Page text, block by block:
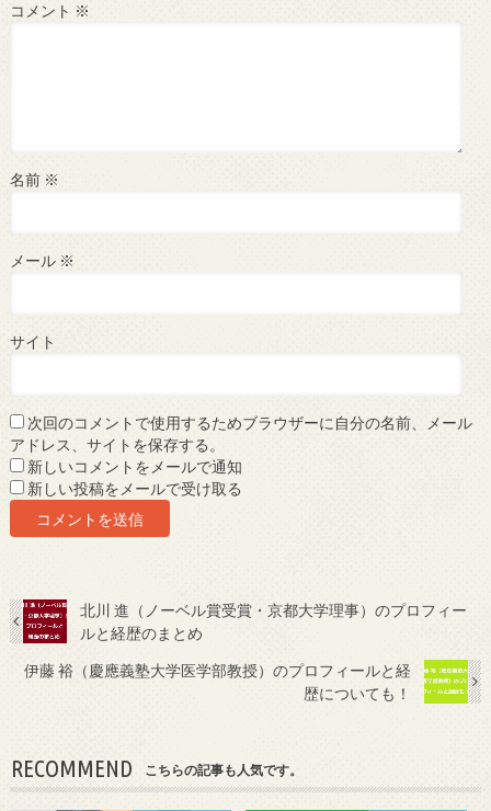
コメント ※
名前 ※
メール ※
サイト
次回のコメントで使用するためブラウザーに自分の名前、メール
アドレス、サイトを保存する。
新しいコメントをメールで通知
新しい投稿をメールで受け取る
北川 進（ノーベル賞受賞・京都大学理事）のプロフィー
ルと経歴のまとめ
伊藤 裕（慶應義塾大学医学部教授）のプロフィールと経
歴についても！
RECOMMEND こちらの記事も人気です。